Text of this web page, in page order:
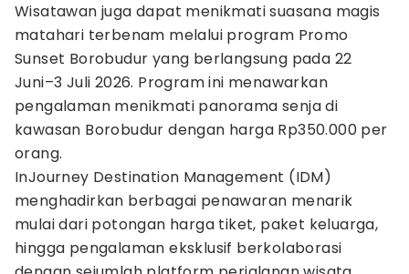
Wisatawan juga dapat menikmati suasana magis
matahari terbenam melalui program Promo
Sunset Borobudur yang berlangsung pada 22
Juni–3 Juli 2026. Program ini menawarkan
pengalaman menikmati panorama senja di
kawasan Borobudur dengan harga Rp350.000 per
orang.
InJourney Destination Management (IDM)
menghadirkan berbagai penawaran menarik
mulai dari potongan harga tiket, paket keluarga,
hingga pengalaman eksklusif berkolaborasi